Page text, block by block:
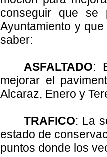
conseguir que se
Ayuntamiento y
saber:
ASFALTADO:
mejorar el
Alcaraz, Enero y
TRAFICO: La
estado de
puntos donde los